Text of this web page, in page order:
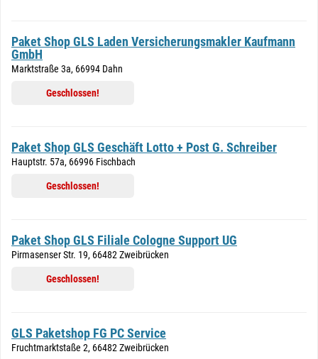
Paket Shop GLS Laden Versicherungsmakler Kaufmann
GmbH
Marktstraße 3a, 66994 Dahn
Geschlossen!
Paket Shop GLS Geschäft Lotto + Post G. Schreiber
Hauptstr. 57a, 66996 Fischbach
Geschlossen!
Paket Shop GLS Filiale Cologne Support UG
Pirmasenser Str. 19, 66482 Zweibrücken
Geschlossen!
GLS Paketshop FG PC Service
Fruchtmarktstaße 2, 66482 Zweibrücken